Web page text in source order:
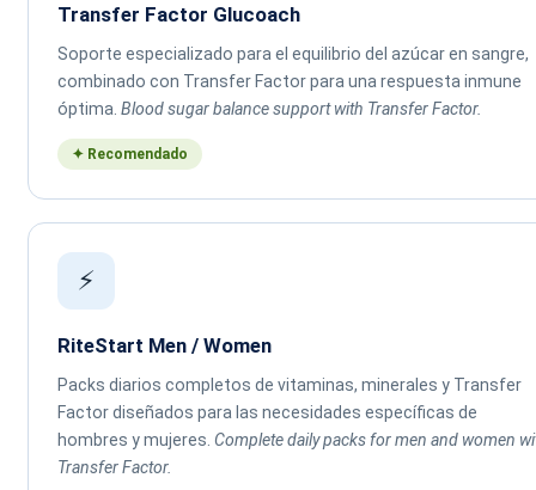
Transfer Factor Glucoach
Soporte especializado para el equilibrio del azúcar en sangre,
combinado con Transfer Factor para una respuesta inmune
óptima. Blood sugar balance support with Transfer Factor.
✦ Recomendado
⚡
RiteStart Men / Women
Packs diarios completos de vitaminas, minerales y Transfer
Factor diseñados para las necesidades específicas de
hombres y mujeres. Complete daily packs for men and women
Transfer Factor.